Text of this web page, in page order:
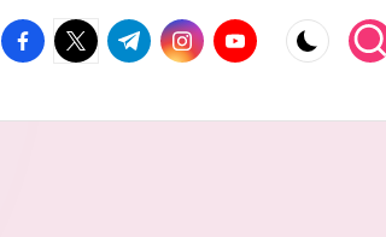
facebook.com
twitter.com
t.me instagram.com
youtube.com